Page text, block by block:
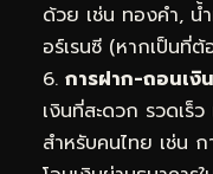
ด้วย เช่น ทองคำ, น้
อร์เรนซี (หากเป็นที่ต้
6. การฝาก-ถอนเงิน
เงินที่สะดวก รวดเร็ว
สำหรับคนไทย เช่น